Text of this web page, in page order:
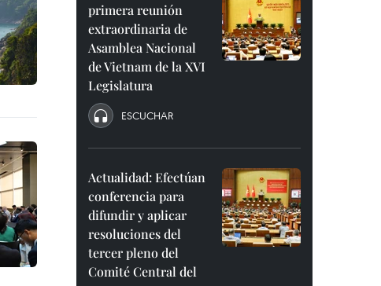
primera reunión
extraordinaria de
Asamblea Nacional
de Vietnam de la XVI
Legislatura
ESCUCHAR
Actualidad: Efectúan
conferencia para
difundir y aplicar
resoluciones del
tercer pleno del
Comité Central del